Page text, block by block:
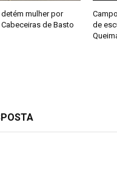
detém mulher por
de Basto
de